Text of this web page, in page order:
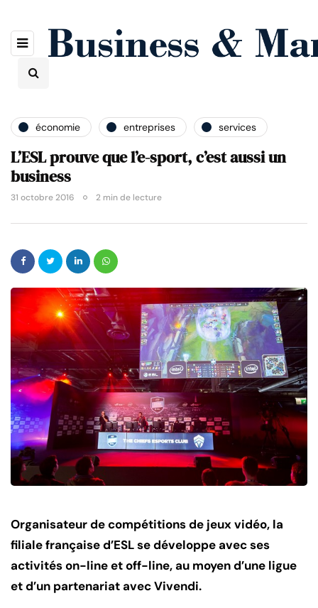
économie entreprises services
L’ESL prouve que l’e-sport, c’est aussi un
business
31 octobre 2016 2 min de lecture
Organisateur de compétitions de jeux vidéo, la
filiale française d’ESL se développe avec ses
activités on-line et off-line, au moyen d’une ligue
et d’un partenariat avec Vivendi.